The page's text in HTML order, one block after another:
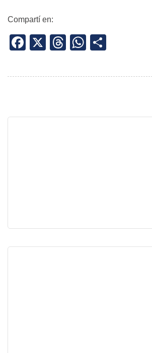
Compartí en:
Facebook
X Threads
WhatsApp